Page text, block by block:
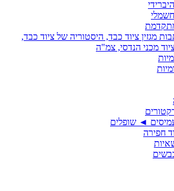
חשמלי
מתקדמת
מגזין ציוד כבד, היסטוריה של ציוד כבד,
מכני הנדסי, צמ"ה
◄ שופלים
חפירה